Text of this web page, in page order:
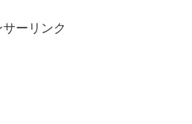
サーリンク